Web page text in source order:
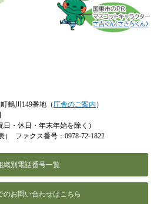
鶴川149番地（庁舎のご案内 ）
・休日・年末年始を除く）
ファクス番号：0978-72-1822
織別電話番号一覧
のお問い合わせはこちら